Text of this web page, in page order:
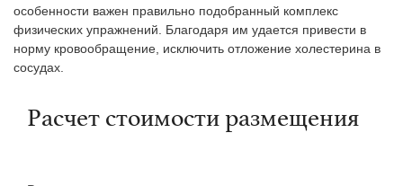
особенности важен правильно подобранный комплекс
физических упражнений. Благодаря им удается привести в
норму кровообращение, исключить отложение холестерина в
сосудах.
Расчет стоимости размещения